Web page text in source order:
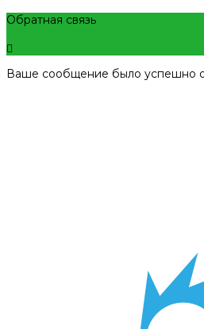
Обратная связь
Ваше сообщение было успешно